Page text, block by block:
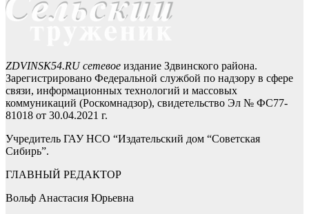
ZDVINSK54.RU сетевое издание Здвинского района.
Зарегистрировано Федеральной службой по надзору в сфере
связи, информационных технологий и массовых
коммуникаций (Роскомнадзор), свидетельство Эл № ФС77-
81018 от 30.04.2021 г.
Учредитель ГАУ НСО “Издательский дом “Советская
Сибирь”.
ГЛАВНЫЙ РЕДАКТОР
Вольф Анастасия Юрьевна